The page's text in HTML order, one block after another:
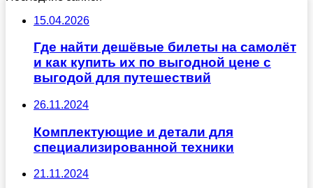
15.04.2026
Где найти дешёвые билеты на самолёт
и как купить их по выгодной цене с
выгодой для путешествий
26.11.2024
Комплектующие и детали для
специализированной техники
21.11.2024